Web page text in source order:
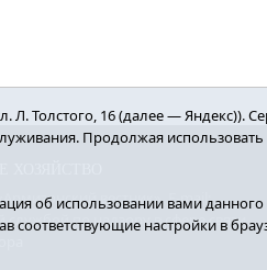
вестник». E-mail:
по надзору в сфере связи,
Толстого, 16 (далее — Яндекс)).
Продолжая
об использовании вами данного
соответствующие настройки в